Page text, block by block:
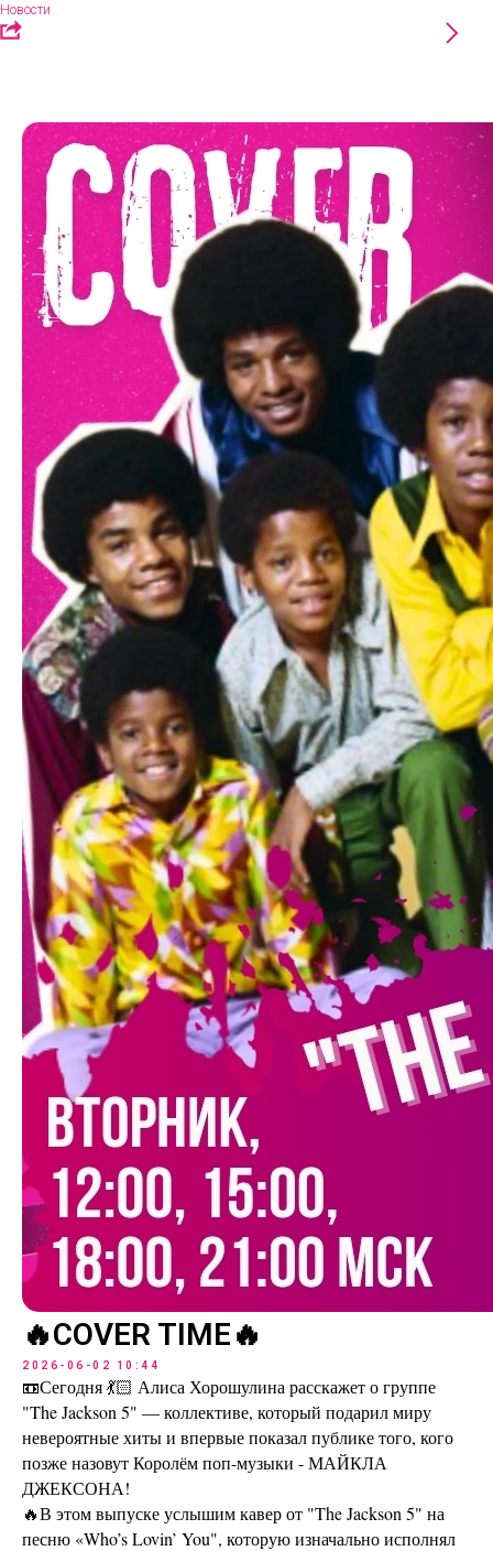
Новости
🔥COVER TIME🔥
2026-06-02 10:44
📼Сегодня 💃🏻 Алиса Хорошулина расскажет о группе
"The Jackson 5" — коллективе, который подарил миру
невероятные хиты и впервые показал публике того, кого
позже назовут Королём поп-музыки - МАЙКЛА
ДЖЕКСОНА!
🔥В этом выпуске услышим кавер от "The Jackson 5" на
песню «Who’s Lovin’ You", которую изначально исполнял
Наши соцсети